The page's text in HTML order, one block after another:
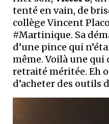
tenté en vain, de
collège Vincent
#Martinique. Sa
d’une pince qui
même. Voilà une
retraité méritée. Eh
d’acheter des outils